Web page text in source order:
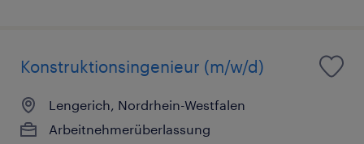
Konstruktionsingenieur (m/w/d)
Lengerich, Nordrhein-Westfalen
Arbeitnehmerüberlassung